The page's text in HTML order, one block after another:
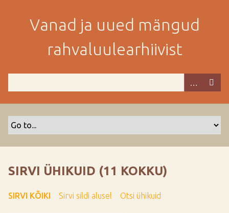
i
Vanad ja uued mängud
rahvaluulearhiivist
SIRVI ÜHIKUID (11 KOKKU)
SIRVI KÕIKI Sirvi sildi alusel Otsi ühikuid